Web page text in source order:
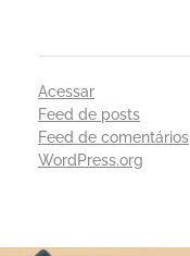
Acessar
Feed de posts
Feed de comentários
WordPress.org